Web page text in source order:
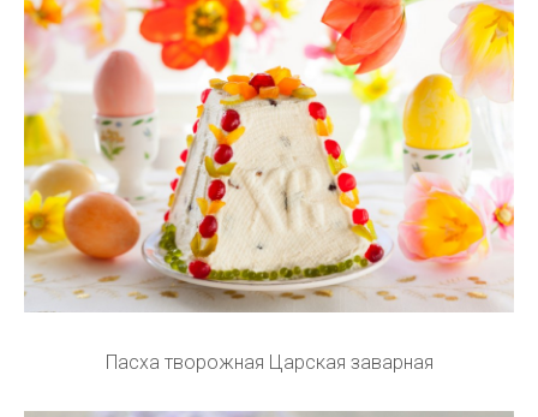
Пасха творожная Царская заварная